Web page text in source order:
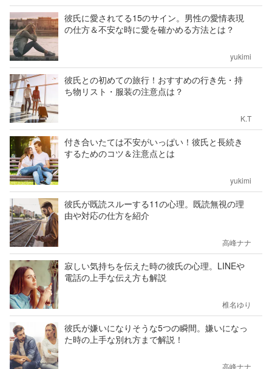
彼氏に愛されてる15のサイン。男性の愛情表現
の仕方＆不安な時に愛を確かめる方法とは？
yukimi
彼氏との初めての旅行！おすすめの行き先・持
ち物リスト・服装の注意点は？
K.T
付き合いたては不安がいっぱい！彼氏と長続き
するためのコツ＆注意点とは
yukimi
彼氏が既読スルーする11の心理。既読無視の理
由や対応の仕方を紹介
高峰ナナ
寂しい気持ちを伝えた時の彼氏の心理。LINEや
電話の上手な伝え方も解説
椎名ゆり
彼氏が嫌いになりそうな5つの瞬間。嫌いになっ
た時の上手な別れ方まで解説！
高峰ナナ